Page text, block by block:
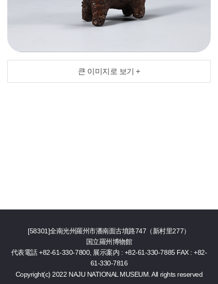
큰 이미지로 보기 +
[58301]全南光州羅州市潘南面古墳路747（新村里277）
国立羅州博物館
代表電話 +82-61-330-7800, 展示案内 : +82-61-330-7885FAX : +82-
61-330-7816
Copyright(c) 2022 NAJU NATIONAL MUSEUM. All rights reserved